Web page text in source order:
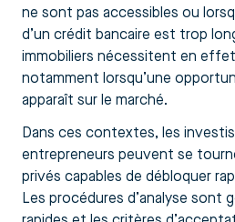
ne sont pas accessibles ou
d’un crédit bancaire est trop
immobiliers nécessitent en
notamment lorsqu’une
apparaît sur le marché.
Dans ces contextes, les
entrepreneurs peuvent se
privés capables de débloquer
Les procédures d’analyse sont